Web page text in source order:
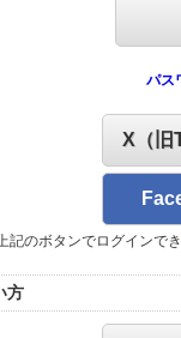
パス
X（旧
記のボタンでログインで
方